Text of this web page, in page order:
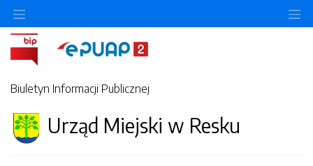
Biuletyn Informacji Publicznej
Urząd Miejski w Resku